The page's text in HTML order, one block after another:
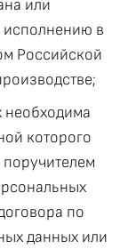
или
в
Российской
необходима
которого
по
данных или